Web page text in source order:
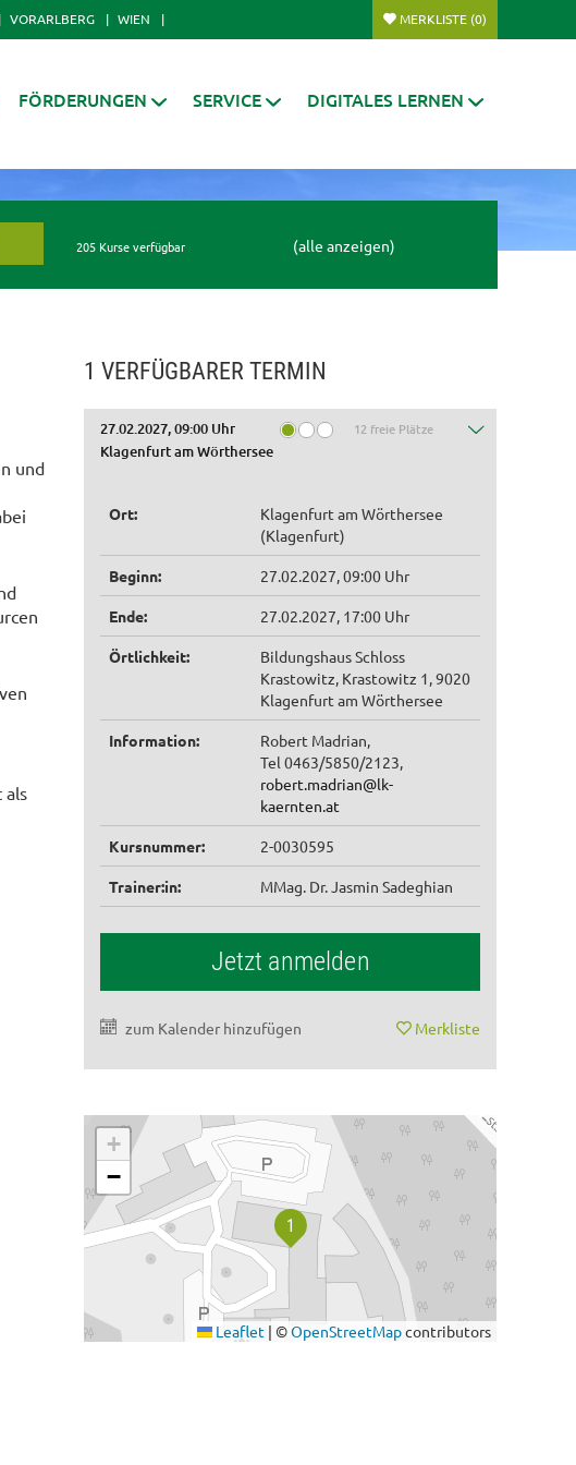
VORARLBERG WIEN MERKLISTE (0)
FÖRDERUNGEN SERVICE DIGITALES LERNEN
205 Kurse verfügbar (alle anzeigen)
und
als
1 VERFÜGBARER TERMIN
27.02.2027, 09:00 Uhr 12 freie Plätze
Klagenfurt am Wörthersee
Ort:
Klagenfurt am Wörthersee
(Klagenfurt)
Beginn: 27.02.2027, 09:00 Uhr
Ende: 27.02.2027, 17:00 Uhr
Örtlichkeit:
Bildungshaus Schloss
Krastowitz, Krastowitz 1, 9020
Klagenfurt am Wörthersee
Information:
Robert Madrian,
Tel 0463/5850/2123,
robert.madrian@lk-
kaernten.at
Kursnummer: 2-0030595
Trainer:in: MMag. Dr. Jasmin Sadeghian
Jetzt anmelden
zum Kalender hinzufügen Merkliste
+
−
Leaflet | ©OpenStreetMapcontributors